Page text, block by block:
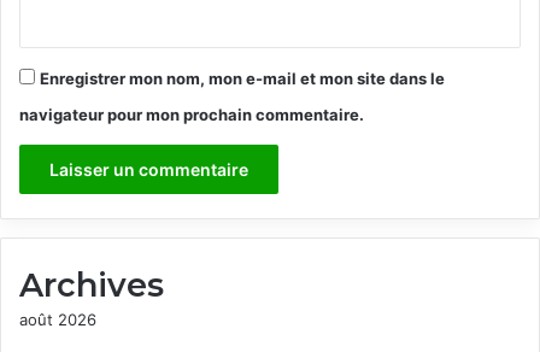
Enregistrer mon nom, mon e-mail et mon site dans le
navigateur pour mon prochain commentaire.
Archives
août 2026